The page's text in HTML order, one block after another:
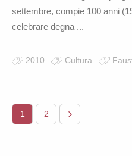
settembre, compie 100 anni
celebrare degna ...
2010 Cultura
1 2